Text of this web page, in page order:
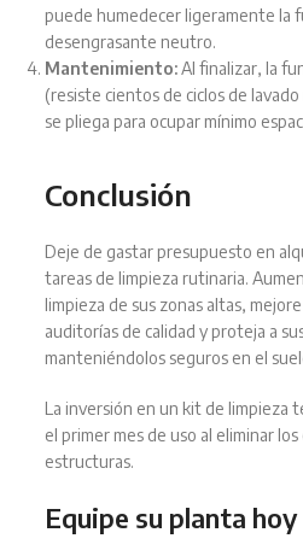
puede humedecer ligeramente la
desengrasante neutro.
Mantenimiento:Al finalizar, la
(resiste cientos de ciclos de
se pliega para ocupar mínimo
Conclusión
Deje de gastar presupuesto en
tareas de limpieza rutinaria.
limpieza de sus zonas altas,
auditorías de calidad y proteja a
manteniéndolos seguros en el
La inversión en un kit de limpieza
el primer mes de uso al eliminar
estructuras.
Equipe su planta hoy